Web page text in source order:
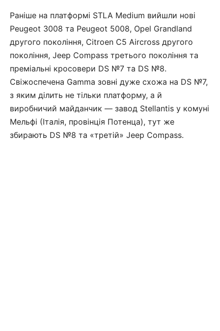
Раніше на платформі STLA Medium вийшли нові
Peugeot 3008 та Peugeot 5008, Opel Grandland
другого покоління, Citroen C5 Aircross другого
покоління, Jeep Compass третього покоління та
преміальні кросовери DS №7 та DS №8.
Свіжоспечена Gamma зовні дуже схожа на DS №7,
з яким ділить не тільки платформу, а й
виробничий майданчик — завод Stellantis у комуні
Мельфі (Італія, провінція Потенца), тут же
збирають DS №8 та «третій» Jeep Compass.